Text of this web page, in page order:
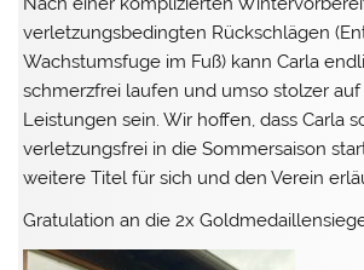
verletzungsbedingten Rückschlägen
Wachstumsfuge im Fuß) kann Carla
schmerzfrei laufen und umso stolzer
Leistungen sein. Wir hoffen, dass Carla
verletzungsfrei in die Sommersaison
weitere Titel für sich und den Verein
Gratulation an die 2x